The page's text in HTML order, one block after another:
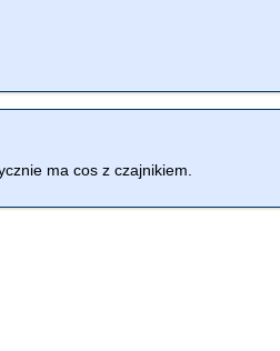
ma cos z czajnikiem.